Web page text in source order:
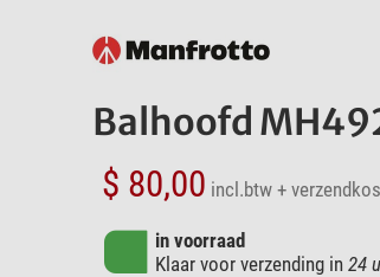
Balhoofd
$ 80,00 incl.btw +
in voorraad
Klaar voor verzending in 24 u